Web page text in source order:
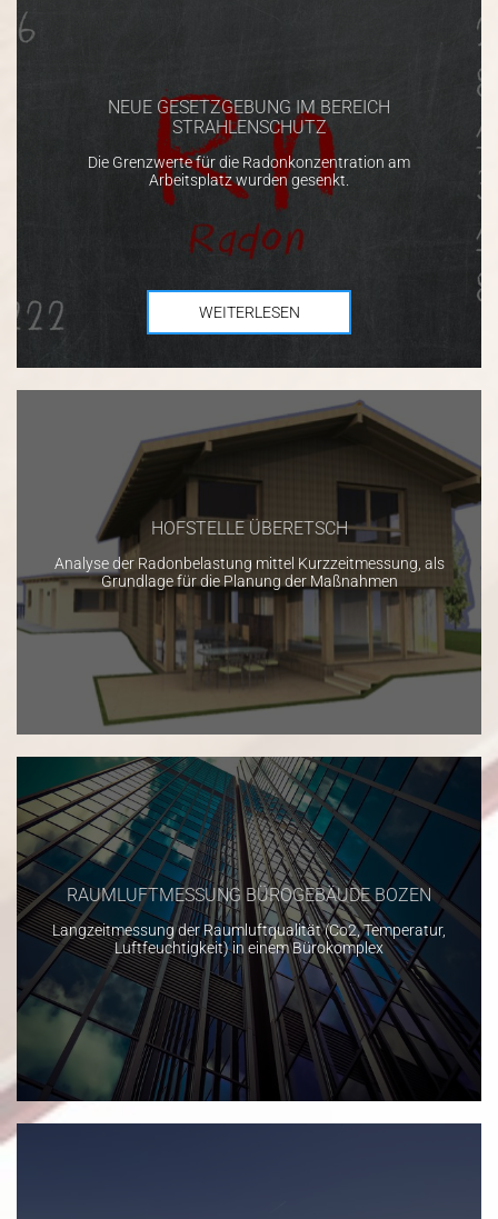
NEUE GESETZGEBUNG IM BEREICH
STRAHLENSCHUTZ
Die Grenzwerte für die Radonkonzentration am
Arbeitsplatz wurden gesenkt.
WEITERLESEN
HOFSTELLE ÜBERETSCH
Analyse der Radonbelastung mittel Kurzzeitmessung, als
Grundlage für die Planung der Maßnahmen
RAUMLUFTMESSUNG BÜROGEBÄUDE BOZEN
Langzeitmessung der Raumluftqualität (Co2, Temperatur,
Luftfeuchtigkeit) in einem Bürokomplex